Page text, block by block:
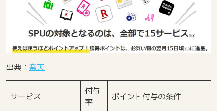
出典： 楽天
サービス
付与
率
ポイント付与の条件